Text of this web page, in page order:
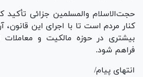
حجت‌الاسلام والمسلمین جزائی تأکید
کنار مردم است تا با اجرای این
بیشتری در حوزه مالکیت و معاملات
فراهم شود.
انتهای پیام/